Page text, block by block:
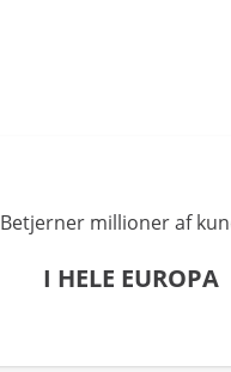
Betjerner millioner af
I HELE EUROPA